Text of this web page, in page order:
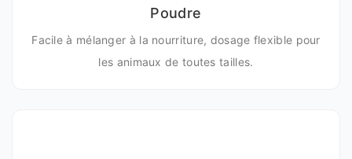
Poudre
Facile à mélanger à la nourriture, dosage flexible pour
les animaux de toutes tailles.